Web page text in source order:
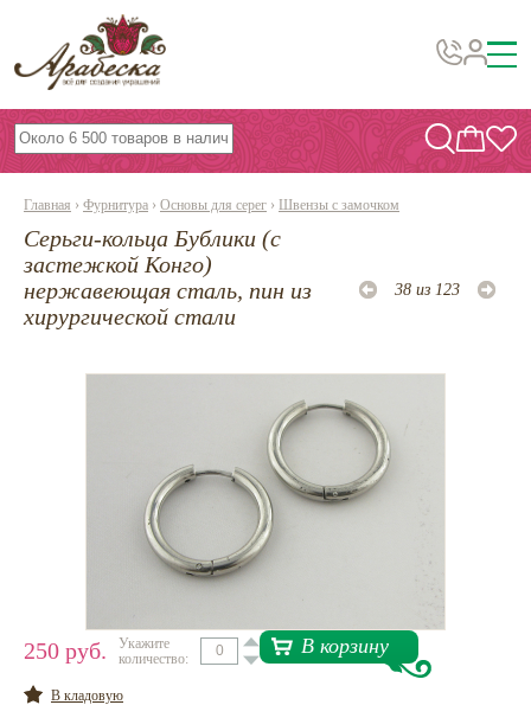
Бусины, подвески, декор
Бисер
Фурнитура
Проволока
Шнуры, ленты, нитки
По темам и сезонам
Бисер TOHO
Нетемнеющая фурнитура
Проволока
Натуральные камни
Главная › Фурнитура › Основы для серег › Швензы с замочком
Серьги-кольца Бублики (с
застежкой Конго)
нержавеющая сталь, пин из
хирургической стали
38 из 123
250 руб.
Укажите
количество:
В корзину
В кладовую